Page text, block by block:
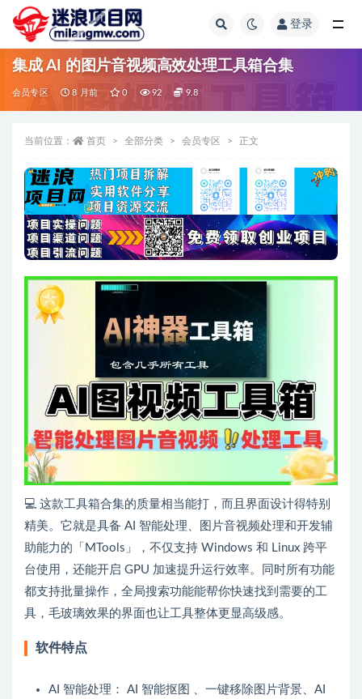
登录
集成 AI 的图片音视频高效处理工具箱合集
会员专区 8 月前 0 92 9.8
当前位置： 首页 全部分类 会员专区 正文
💻 这款工具箱合集的质量相当能打，而且界面设计得特别
精美。它就是具备 AI 智能处理、图片音视频处理和开发辅
助能力的「MTools」，不仅支持 Windows 和 Linux 跨平
台使用，还能开启 GPU 加速提升运行效率。同时所有功能
都支持批量操作，全局搜索功能能帮你快速找到需要的工
具，毛玻璃效果的界面也让工具整体更显高级感。
软件特点
AI 智能处理： AI 智能抠图 、一键移除图片背景、AI
全部